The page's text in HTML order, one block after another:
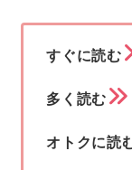
すぐに読む
多く読む
オトクに読